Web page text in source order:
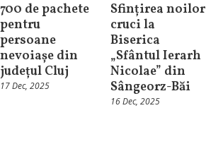
700 de pachete
pentru
persoane
nevoiașe din
județul Cluj
17 Dec, 2025
Sfințirea noilor
cruci la
Biserica
„Sfântul Ierarh
Nicolae” din
Sângeorz-Băi
16 Dec, 2025